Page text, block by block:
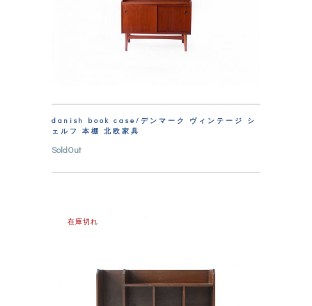
danish book case/デンマーク ヴィンテージ シ
ェルフ 本棚 北欧家具
SoldOut
在庫切れ